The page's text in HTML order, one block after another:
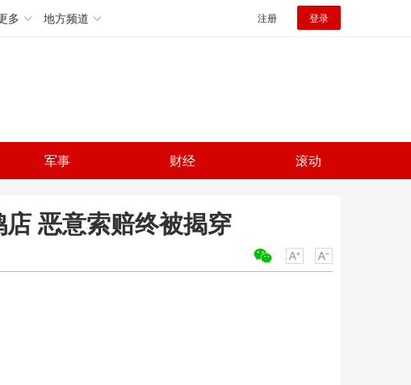
多 地方频道 注册 登录
军事 财经 滚动
恶意索赔终被揭穿